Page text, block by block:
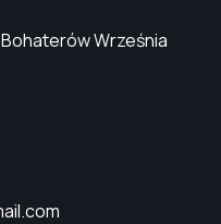
Września